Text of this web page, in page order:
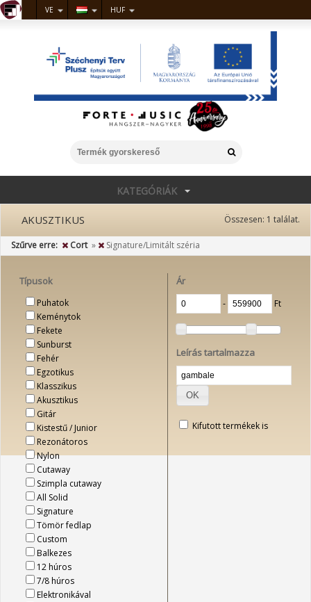
VE HUF
KATEGÓRIÁK
Összesen: 1 találat.
AKUSZTIKUS
Szűrve erre: Cort» Signature/Limitált széria
Típusok
Puhatok
Keménytok
Fekete
Sunburst
Fehér
Egzotikus
Klasszikus
Akusztikus
Gitár
Kistestű / Junior
Rezonátoros
Nylon
Cutaway
Szimpla cutaway
All Solid
Signature
Tömör fedlap
Custom
Balkezes
12 húros
7/8 húros
Elektronikával
Ár
‐ Ft
Leírás tartalmazza
OK
Kifutott termékek is